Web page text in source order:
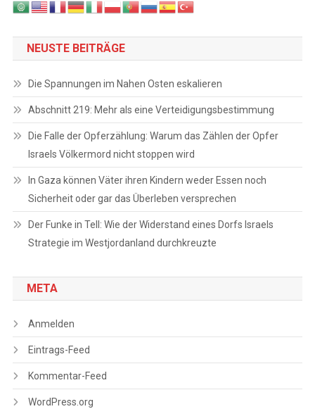
NEUSTE BEITRÄGE
Die Spannungen im Nahen Osten eskalieren
Abschnitt 219: Mehr als eine Verteidigungsbestimmung
Die Falle der Opferzählung: Warum das Zählen der Opfer
Israels Völkermord nicht stoppen wird
In Gaza können Väter ihren Kindern weder Essen noch
Sicherheit oder gar das Überleben versprechen
Der Funke in Tell: Wie der Widerstand eines Dorfs Israels
Strategie im Westjordanland durchkreuzte
META
Anmelden
Eintrags-Feed
Kommentar-Feed
WordPress.org